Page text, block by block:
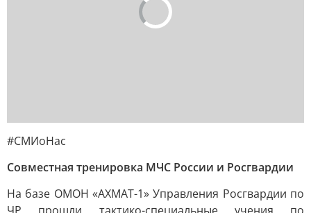
#СМИоНас
Совместная тренировка МЧС России и Росгвардии
На базе ОМОН «АХМАТ-1» Управления Росгвардии по